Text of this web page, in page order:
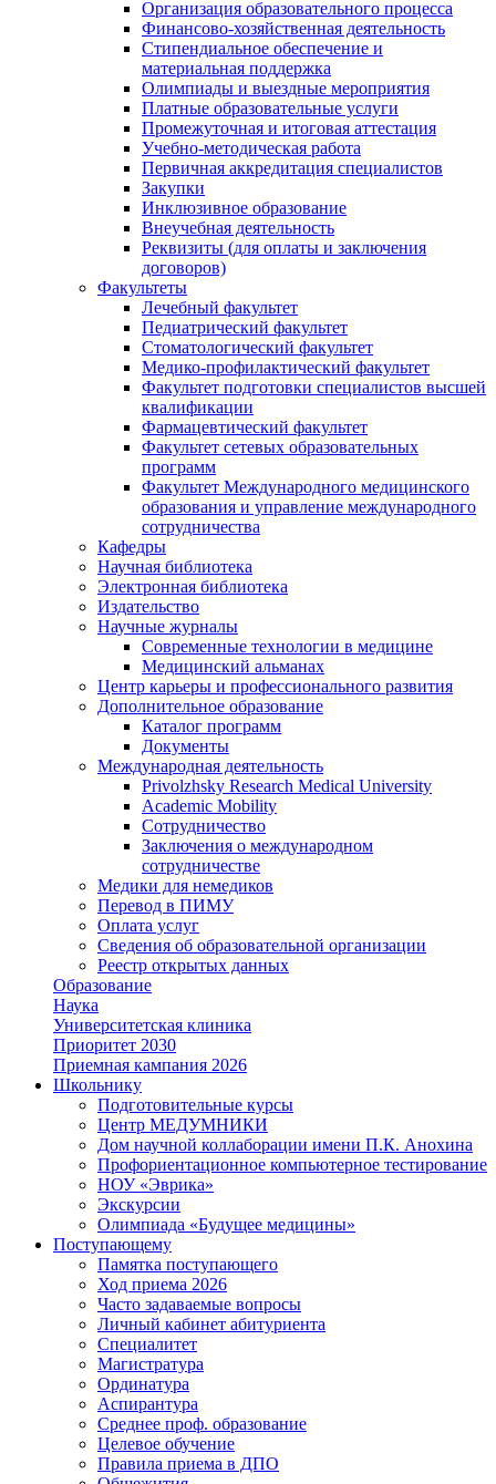
Организация образовательного процесса
Финансово-хозяйственная деятельность
Стипендиальное обеспечение и
материальная поддержка
Олимпиады и выездные мероприятия
Платные образовательные услуги
Промежуточная и итоговая аттестация
Учебно-методическая работа
Первичная аккредитация специалистов
Закупки
Инклюзивное образование
Внеучебная деятельность
Реквизиты (для оплаты и заключения
договоров)
Факультеты
Лечебный факультет
Педиатрический факультет
Стоматологический факультет
Медико-профилактический факультет
Факультет подготовки специалистов высшей
квалификации
Фармацевтический факультет
Факультет сетевых образовательных
программ
Факультет Международного медицинского
образования и управление международного
сотрудничества
Кафедры
Научная библиотека
Электронная библиотека
Издательство
Научные журналы
Современные технологии в медицине
Медицинский альманах
Центр карьеры и профессионального развития
Дополнительное образование
Каталог программ
Документы
Международная деятельность
Privolzhsky Research Medical University
Academic Mobility
Сотрудничество
Заключения о международном
сотрудничестве
Медики для немедиков
Перевод в ПИМУ
Оплата услуг
Сведения об образовательной организации
Реестр открытых данных
Образование
Наука
Университетская клиника
Приоритет 2030
Приемная кампания 2026
Школьнику
Подготовительные курсы
Центр МЕДУМНИКИ
Дом научной коллаборации имени П.К. Анохина
Профориентационное компьютерное тестирование
НОУ «Эврика»
Экскурсии
Олимпиада «Будущее медицины»
Поступающему
Памятка поступающего
Ход приема 2026
Часто задаваемые вопросы
Личный кабинет абитуриента
Специалитет
Магистратура
Ординатура
Аспирантура
Среднее проф. образование
Целевое обучение
Правила приема в ДПО